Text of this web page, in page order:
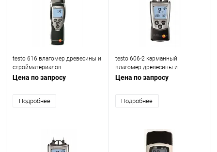
testo 616 влагомер древесины и
стройматериалов
Цена по запросу
Подробнее
testo 606-2 карманный
влагомер древесины и
стройматериалов
Цена по запросу
Подробнее